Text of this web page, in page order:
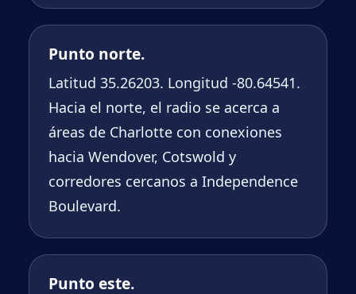
Punto norte.
Latitud 35.26203. Longitud -80.64541.
Hacia el norte, el radio se acerca a
áreas de Charlotte con conexiones
hacia Wendover, Cotswold y
corredores cercanos a Independence
Boulevard.
Punto este.